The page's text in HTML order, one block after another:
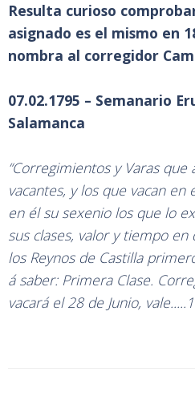
Resulta curioso
asignado es el mismo en
nombra al corregidor
07.02.1795 – Semanario
Salamanca
“Corregimientos y Varas
vacantes, y los que vacan
en él su sexenio los que lo
sus clases, valor y tiempo en
los Reynos de Castilla
á saber: Primera Clase.
vacará el 28 de Junio,